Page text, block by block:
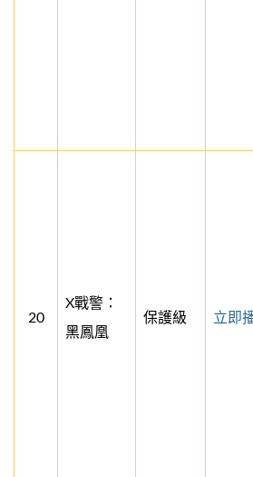
20
X戰警：
黑鳳凰
保護級 立即